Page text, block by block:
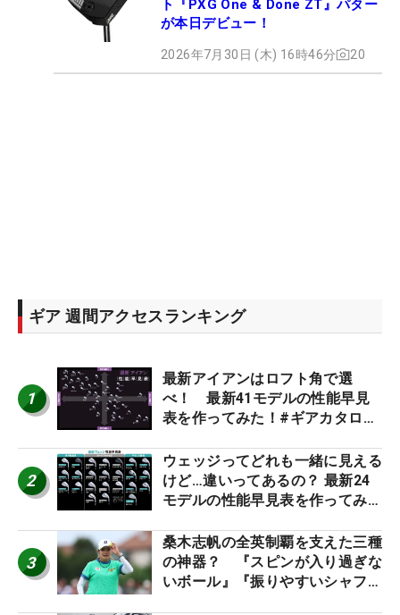
ト『PXG One & Done ZT』パター
が本日デビュー！
2026年7月30日 (木) 16時46分 20
ギア 週間アクセスランキング
1
最新アイアンはロフト角で選
べ！ 最新41モデルの性能早見
表を作ってみた！#ギアカタログ
2
ウェッジってどれも一緒に見える
けど…違いってあるの？ 最新24
モデルの性能早見表を作ってみ
3
桑木志帆の全英制覇を支えた三種
の神器？ 『スピンが入り過ぎな
いボール』『振りやすいシャフ